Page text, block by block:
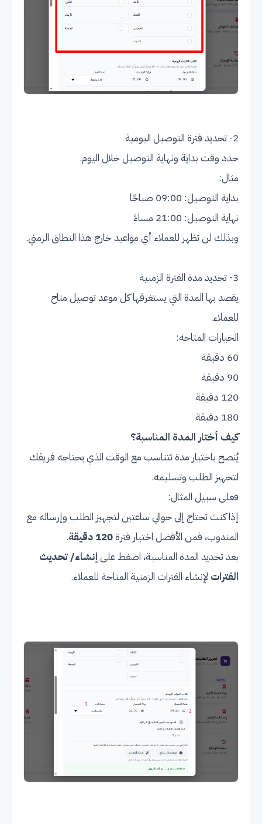
2- تحديد فترة التوصيل اليومية
حدد وقت بداية ونهاية التوصيل خلال اليوم.
مثال:
بداية التوصيل: 09:00 صباحًا
نهاية التوصيل: 21:00 مساءً
وبذلك لن تظهر للعملاء أي مواعيد خارج هذا النطاق الزمني.
3- تحديد مدة الفترة الزمنية
يقصد بها المدة التي يستغرقها كل موعد توصيل متاح
للعملاء.
الخيارات المتاحة:
60 دقيقة
90 دقيقة
120 دقيقة
180 دقيقة
كيف أختار المدة المناسبة؟
يُنصح باختيار مدة تتناسب مع الوقت الذي يحتاجه فريقك
لتجهيز الطلب وتسليمه.
فعلى سبيل المثال:
إذا كنت تحتاج إلى حوالي ساعتين لتجهيز الطلب وإرساله مع
المندوب، فمن الأفضل اختيار فترة120 دقيقة
.
بعد تحديد المدة المناسبة، اضغط علىإنشاء/تحديث
الفترات لإنشاء الفترات الزمنية المتاحة للعملاء.